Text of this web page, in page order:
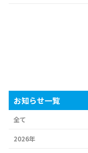
お知らせ一覧
全て
2026年